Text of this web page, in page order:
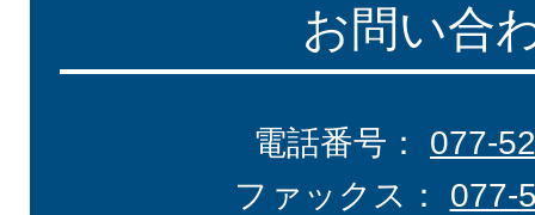
お問い合
電話番号： 077-
ファックス： 077-